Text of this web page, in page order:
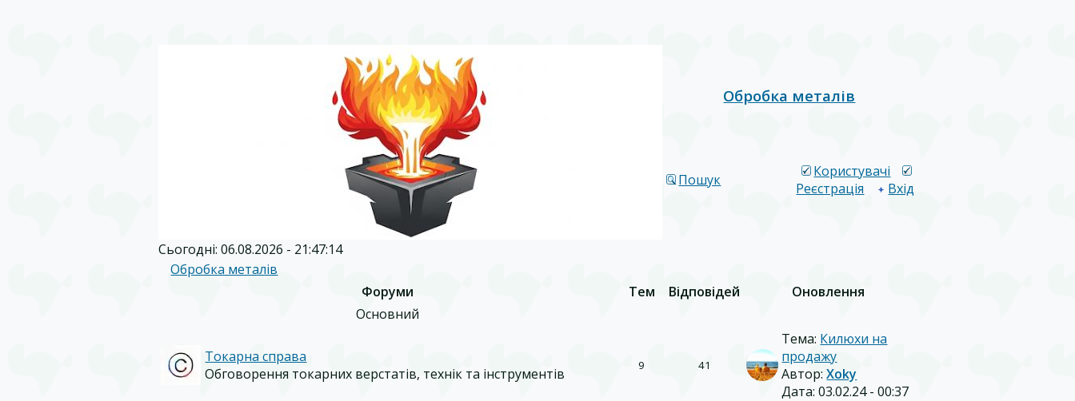
Обробка металів
Пошук
Користувачі
Реєстрація
Вхід
Сьогодні: 06.08.2026 - 21:47:14
Обробка металів
Форуми
Тем Відповідей
Оновлення
Основний
Токарна справа
Обговорення токарних верстатів, технік та інструментів
9 41
Тема: Килюхи на
продажу
Автор:Xoky
Дата: 03.02.24 - 00:37